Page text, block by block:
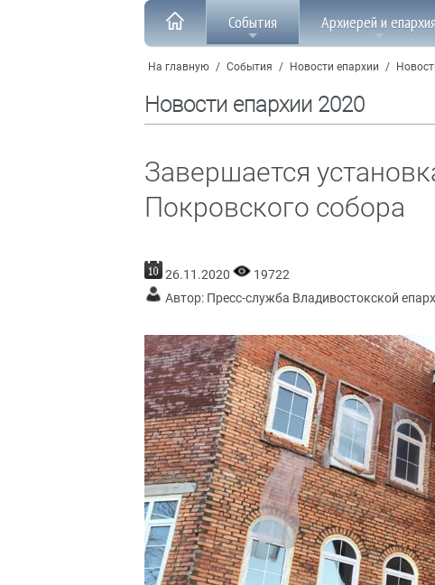
События Архиерей и
На главную / События / Новости епархии /
Новости епархии 2020
Завершается
Покровского собора
26.11.2020
19722
Автор: Пресс-служба Владивостокской